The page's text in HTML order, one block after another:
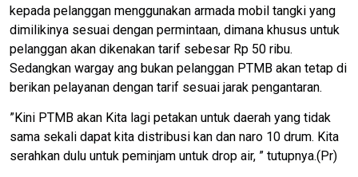
kepada pelanggan menggunakan armada mobil tangki yang
dimilikinya sesuai dengan permintaan, dimana khusus untuk
pelanggan akan dikenakan tarif sebesar Rp 50 ribu.
Sedangkan wargay ang bukan pelanggan PTMB akan tetap di
berikan pelayanan dengan tarif sesuai jarak pengantaran.
”Kini PTMB akan Kita lagi petakan untuk daerah yang tidak
sama sekali dapat kita distribusi kan dan naro 10 drum. Kita
serahkan dulu untuk peminjam untuk drop air, ” tutupnya.(Pr)